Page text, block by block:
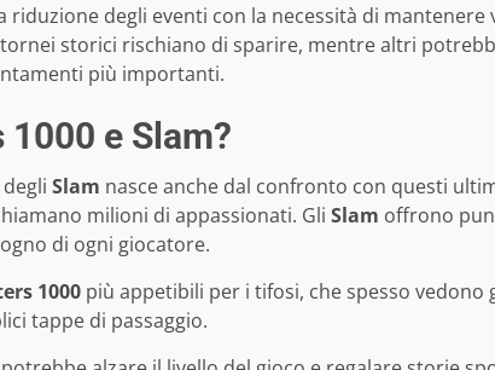
degli eventi con la necessità di mantenere
storici rischiano di sparire, mentre altri
più importanti.
e Slam?
Slam nasce anche dal confronto con questi
milioni di appassionati. Gli Slam offrono
di ogni giocatore.
1000 più appetibili per i tifosi, che spesso vedono
tappe di passaggio.